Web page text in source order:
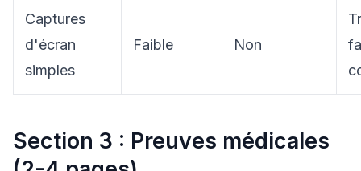
Captures
d'écran
simples
Faible Non
Section 3 : Preuves médicales